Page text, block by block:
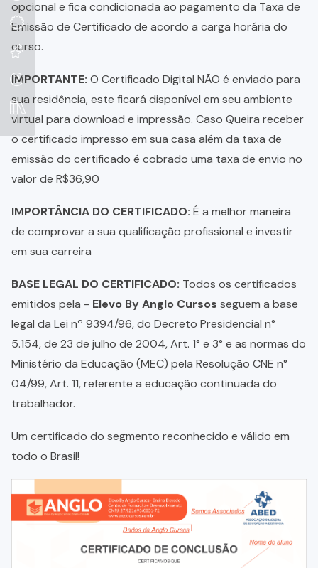
opcional e fica condicionada ao pagamento da Taxa de
Emissão de Certificado de acordo a carga horária do
curso.
IMPORTANTE: O Certificado Digital NÃO é enviado para
sua residência, este ficará disponível em seu ambiente
virtual para download e impressão. Caso Queira receber
o certificado impresso em sua casa além da taxa de
emissão do certificado é cobrado uma taxa de envio no
valor de R$36,90
IMPORTÂNCIA DO CERTIFICADO: É a melhor maneira
de comprovar a sua qualificação profissional e investir
em sua carreira
BASE LEGAL DO CERTIFICADO: Todos os certificados
emitidos pela - Elevo By Anglo Cursos seguem a base
legal da Lei nº 9394/96, do Decreto Presidencial n°
5.154, de 23 de julho de 2004, Art. 1° e 3° e as normas do
Ministério da Educação (MEC) pela Resolução CNE n°
04/99, Art. 11, referente a educação continuada do
trabalhador.
Um certificado do segmento reconhecido e válido em
todo o Brasil!